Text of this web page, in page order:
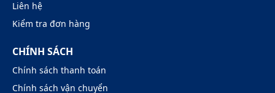
Liên hệ
Kiểm tra đơn hàng
CHÍNH SÁCH
Chính sách thanh toán
Chính sách vận chuyển